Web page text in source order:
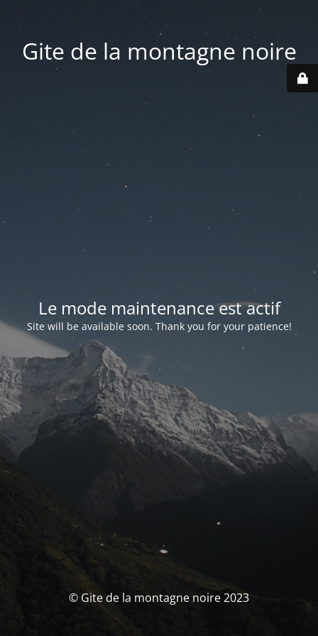
Gite de la montagne noire
Le mode maintenance est actif
Site will be available soon. Thank you for your patience!
© Gite de la montagne noire 2023